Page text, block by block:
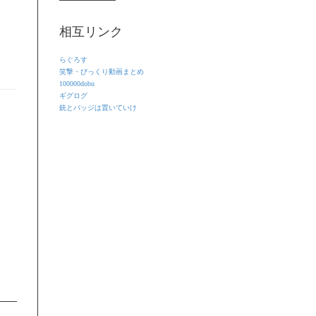
相互リンク
らぐろす
笑撃・びっくり動画まとめ
100000dobu
ギグログ
銃とバッジは置いていけ